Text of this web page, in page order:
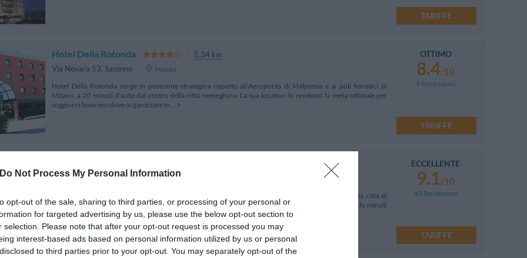
Do Not Process My Personal Information
opt-out of the sale, sharing to third parties, or processing of your personal or
for targeted advertising by us, please use the below opt-out section to
selection. Please note that after your opt-out request is processed you may
interest-based ads based on personal information utilized by us or personal
to third parties prior to your opt-out. You may separately opt-out of the
TARIFFE
Hotel Della Rotonda
5.34 km
Via Novara 53, Saronno
Mappa
Hotel Della Rotonda sorge in posizione strategica rispetto all'Aeroporto di Malpensa e ai poli fieristici di
Milano, a 20 minuti d'auto dal centro della città meneghina. La sua location lo rendono la meta ottimale per
soggiorni business dove organizzare m...
OTTIMO
8.4/10
9 Recensioni
TARIFFE
Via Marconato,Cesano Maderno
ll Groane Hotel Residence si trova a Cesano Maderno nel cuore della Brianza a breve distanza dalla città di
Milano, nelle vicinanze del polo produttivo ed artigianale, circondato dal Parco delle Groane, a pochi minuti
d'auto dai raccordi autostradali e no...
ECCELLENTE
9.1/10
49 Recensioni
TARIFFE